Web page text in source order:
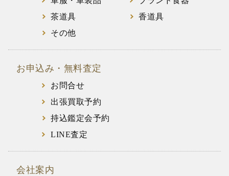
茶道具
香道具
その他
お申込み・無料査定
お問合せ
出張買取予約
持込鑑定会予約
LINE査定
会社案内